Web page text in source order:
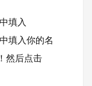
填入
填入你的名
然后点击